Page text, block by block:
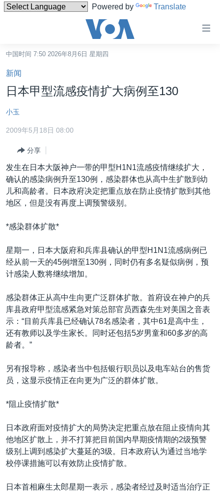
Powered by Translate
碍
链
接
内
转
到
航
转
检
索
台湾
港澳
国际
最新国际新闻
印太
中东
欧洲
美洲
全球议题
分类新闻
经济·金融·贸易
人权·法律·宗教
科教·文娱·体健
劳工
环境
美中关系
热点专题
白宫要闻
美中关系
美国建国250周年
埃博拉疫情
美国之音专访
重要讲话与声明
台海两岸关系
南中国海争端
关注西藏
关注新疆
VOA视频
中文广播
中国时间 7:50 2026年8月6日 星期四
新闻
日本甲型流感疫情扩大病例至130
小玉
2009年5月18日 08:00
分享
发生在日本大阪神户一带的甲型H1N1流感疫情继续扩大，
确认的感染病例升至130例，感染群体也从高中生扩散到幼
儿和高龄者。日本政府决定把重点放在防止疫情扩散到其他
地区，但是没有再度上调预警级别。
*感染群体扩散*
星期一，日本大阪府和兵库县确认的甲型H1N1流感病例已
经从前一天的45例增至130例，同时仍有多名疑似病例，预
计感染人数将继续增加。
感染群体正从高中生向更广泛群体扩散。首府设在神户的兵
库县政府甲型流感紧急对策总部官员西森先生对美国之音表
示：“目前兵库县已经确认78名感染者，其中61是高中生，
还有教师以及学生家长。同时还包括5岁男童和60多岁的高
龄者。”
另有报导称，感染者当中包括银行职员以及电车站台的售货
员，这显示疫情正在向更为广泛的群体扩散。
*阻止疫情扩散*
日本政府面对疫情扩大的局势决定把重点放在阻止疫情向其
他地区扩散上，并不打算把目前国内早期疫情期的2级预警
级别上调到感染扩大蔓延的3级。日本政府认为通过当地学
校停课措施可以有效防止疫情扩散。
日本首相麻生太郎星期一表示，感染者经过及时适当治疗正